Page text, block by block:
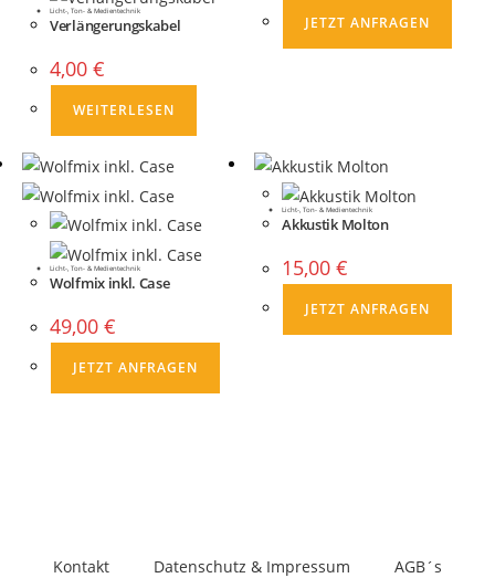
Licht-, Ton- & Medientechnik
Verlängerungskabel
4,00 €
WEITERLESEN
JETZT ANFRAGEN
Licht-, Ton- & Medientechnik
Wolfmix inkl. Case
49,00 €
JETZT ANFRAGEN
Licht-, Ton- & Medientechnik
Akkustik Molton
15,00€
JETZT ANFRAGEN
Kontakt Datenschutz & Impressum AGB´s